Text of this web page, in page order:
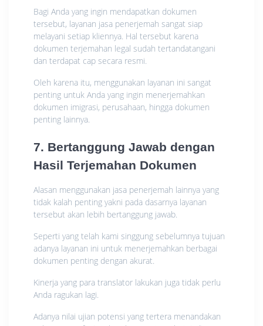
Bagi Anda yang ingin mendapatkan dokumen
tersebut, layanan jasa penerjemah sangat siap
melayani setiap kliennya. Hal tersebut karena
dokumen terjemahan legal sudah tertandatangani
dan terdapat cap secara resmi.
Oleh karena itu, menggunakan layanan ini sangat
penting untuk Anda yang ingin menerjemahkan
dokumen imigrasi, perusahaan, hingga dokumen
penting lainnya.
7. Bertanggung Jawab dengan
Hasil Terjemahan Dokumen
Alasan menggunakan jasa penerjemah lainnya yang
tidak kalah penting yakni pada dasarnya layanan
tersebut akan lebih bertanggung jawab.
Seperti yang telah kami singgung sebelumnya tujuan
adanya layanan ini untuk menerjemahkan berbagai
dokumen penting dengan akurat.
Kinerja yang para translator lakukan juga tidak perlu
Anda ragukan lagi.
Adanya nilai ujian potensi yang tertera menandakan